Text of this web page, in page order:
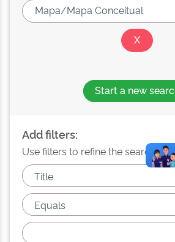
Start a new
Add filters:
Use filters to refine the search